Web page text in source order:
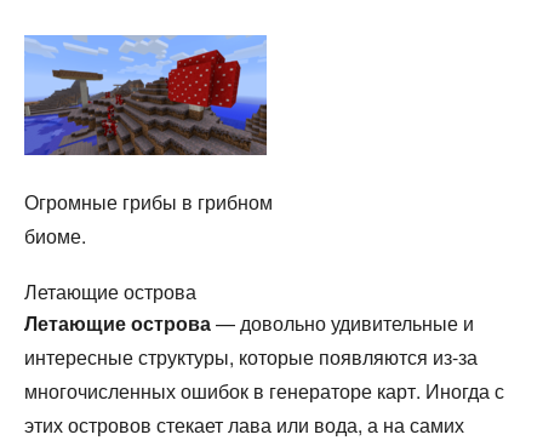
Огромные грибы в грибном
биоме.
Летающие острова
Летающие острова— довольно удивительные и
интересные структуры, которые появляются из-за
многочисленных ошибок в генераторе карт. Иногда с
этих островов стекает лава или вода, а на самих